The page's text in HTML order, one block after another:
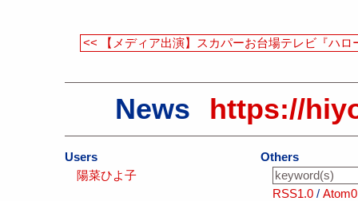
<< 【メディア出演】スカパーお台場テレビ『ハロ
News https://
Users
陽菜ひよ子
Others
RSS1.0 /